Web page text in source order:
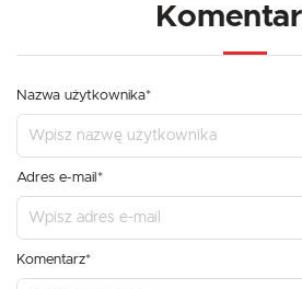
Nazwa użytkownika*
Adres e-mail*
Komentarz*